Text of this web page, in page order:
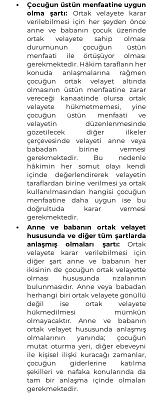
Çocuğun üstün menfaatine uygun
olma şartı:
Ortak velayete karar
verilebilmesi için her şeyden önce
anne ve babanın çocuk üzerinde
ortak velayete sahip olması
durumunun çocuğun üstün
menfaati ile örtüşüyor olması
gerekmektedir. Hâkim tarafların her
konuda anlaşmalarına rağmen
çocuğun ortak velayet altında
olmasının üstün menfaatine zarar
vereceği kanaatinde olursa ortak
velayete hükmetmemesi, yine
çocuğun üstün menfaati ve
velayetin düzenlenmesinde
gözetilecek diğer ilkeler
çerçevesinde velayeti anne veya
babadan birine vermesi
gerekmektedir. Bu nedenle
hâkimin her somut olayı kendi
içinde değerlendirerek velayetin
taraflardan birine verilmesi ya ortak
kullanılmasından hangisi çocuğun
menfaatine daha uygun ise bu
doğrultuda karar vermesi
gerekmektedir.
Anne ve babanın ortak velayet
hususunda ve diğer tüm şartlarda
anlaşmış olmaları şartı:
Ortak
velayete karar verilebilmesi için
diğer şart anne ve babanın her
ikisinin de çocuğun ortak velayette
olması hususunda rızalarının
bulunmasıdır. Anne veya babadan
herhangi biri ortak velayete gönüllü
değil ise ortak velayete
hükmedilmesi mümkün
olmayacaktır. Anne ve babanın
ortak velayet hususunda anlaşmış
olmalarının yanında; çocuğun
mutat oturma yeri, diğer ebeveyni
ile kişisel ilişki kuracağı zamanlar,
çocuğun giderlerine katılma
şekilleri ve nafaka konularında da
tam bir anlaşma içinde olmaları
gerekmektedir.